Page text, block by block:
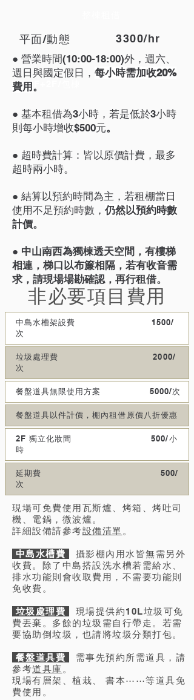
1F+2F/包棟
平面/動態 3300/hr
● 營業時間(10:00-18:00)外， 週六、
週日與國定假日， 每小時需加收20%
費用 。
● 基本租借為3小時，若是低於3小時
則每小時增收$500元。
​● 超時費計算：皆以原價計費，最多
超時兩小時。
● 結算以預約時間為主，若租棚當日
使用不足預約時數， 仍然以預約時數
計價。
● 中山南西為獨棟透天空間，有樓梯
相連，梯口以布簾相隔，若有收音需
求，請現場場勘確認，再行租借。
非必要項目費用
中島水槽架設費 1500/
次
垃圾處理費 2000/
次
餐盤道具無限使用方案 5000/次
餐盤道具以件計價，棚內租借原價八折優惠
2F 獨立化妝間 500/小
時
延期費 500/
次
現場可免費使用瓦斯爐、烤箱、烤吐司
機、電鍋，微波爐。
​詳細設備請參考​設備清單 ​。
中島水槽費
攝影棚內用水皆無需另外
收費。除了中島搭設洗水槽若需給水、
排水功能則會收取費用，不需要功能則
免收費。
垃圾處理費
現場提供約10L垃圾可免
費丟棄。多餘的垃圾需自行帶走。若需
要協助倒垃圾，也請將垃圾分類打包。 ​
餐盤道具費
需事先預約所需道具，請
參考道具庫 。
現場有層架、植栽、 書本⋯⋯等道具免
費使用。